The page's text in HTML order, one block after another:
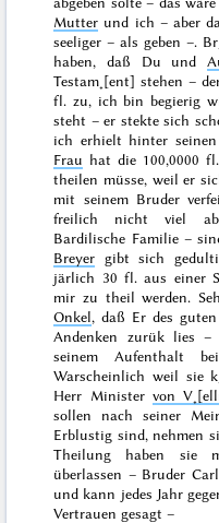
Mutter und ich – aber
seeliger – als geben –.
haben, daß Du und
Testam˖[ent] stehen –
fl. zu, ich bin begierig
steht – er stekte sich
ich erhielt hinter
Frau hat die 100,0000
theilen müsse, weil er
mit seinem Bruder
freilich nicht viel
Bardilische Familie –
Breyer gibt sich
järlich 30 fl. aus einer
mir zu theil werden.
Onkel, daß Er des guten
Andenken zurük lies
seinem Aufenthalt
Warscheinlich weil sie
Herr Minister von
sollen nach seiner
Erblustig sind, nehmen
Theilung haben sie
überlassen – Bruder
und kann jedes Jahr
Vertrauen gesagt –